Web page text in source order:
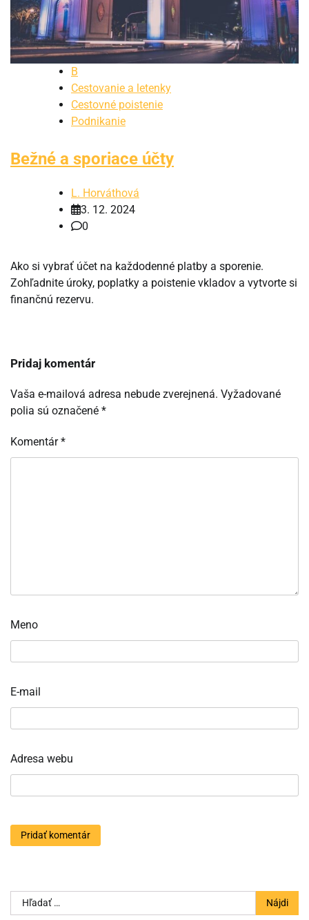
B
Cestovanie a letenky
Cestovné poistenie
Podnikanie
Bežné a sporiace účty
L. Horváthová
3. 12. 2024
0
Ako si vybrať účet na každodenné platby a sporenie.
Zohľadnite úroky, poplatky a poistenie vkladov a vytvorte si
finančnú rezervu.
Pridaj komentár
Vaša e-mailová adresa nebude zverejnená. Vyžadované
polia sú označené *
Komentár*
Meno
E-mail
Adresa webu
Hľadať: